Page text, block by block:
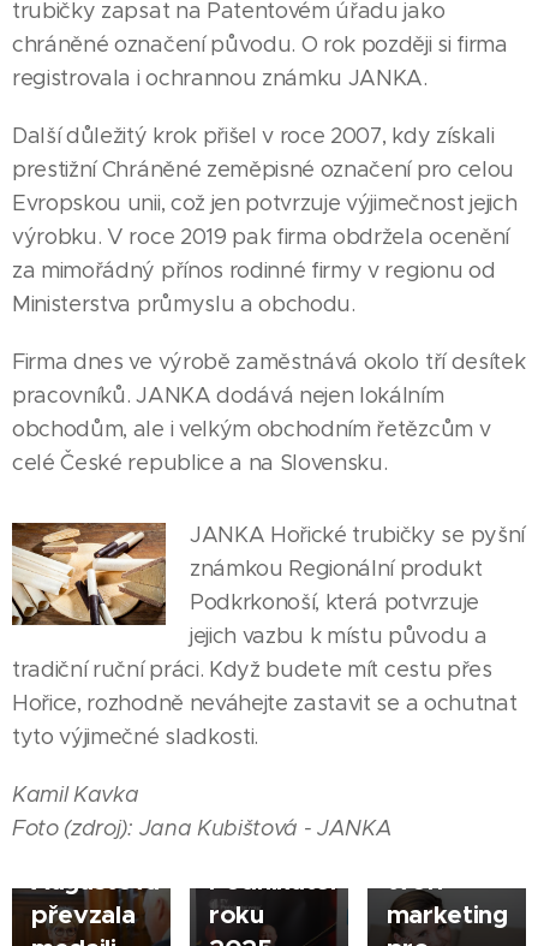
trubičky zapsat na Patentovém úřadu jako
chráněné označení původu. O rok později si firma
registrovala i ochrannou známku JANKA.
Další důležitý krok přišel v roce 2007, kdy získali
prestižní Chráněné zeměpisné označení pro celou
Evropskou unii, což jen potvrzuje výjimečnost jejich
výrobku. V roce 2019 pak firma obdržela ocenění
za mimořádný přínos rodinné firmy v regionu od
Ministerstva průmyslu a obchodu.
Firma dnes ve výrobě zaměstnává okolo tří desítek
pracovníků. JANKA dodává nejen lokálním
obchodům, ale i velkým obchodním řetězcům v
celé České republice a na Slovensku.
JANKA Hořické trubičky se pyšní
známkou Regionální produkt
Podkrkonoší, která potvrzuje
jejich vazbu k místu původu a
tradiční ruční práci. Když budete mít cestu přes
Hořice, rozhodně neváhejte zastavit se a ochutnat
tyto výjimečné sladkosti.
Kamil Kavka
Foto (zdroj): Jana Kubištová - JANKA
JIČÍN
|Dlouholetá
moderátorka
České
televize
Marcela
Augustová
převzala
25.02.2026
JIČÍN |
Vladimír
Šulc z
MICRORISC
se stal
soutěže
EY
Podnikatel
roku
18.02.2026
JIČÍN |
Klavíristka
a
Magdalena
Kořínková
tvoří
marketing